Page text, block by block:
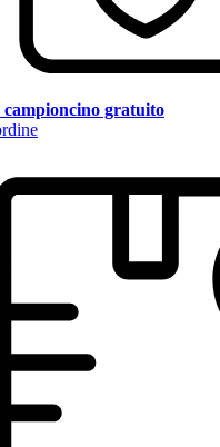
campioncino gratuito